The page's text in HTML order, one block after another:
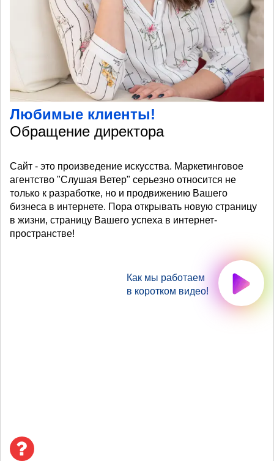
Любимые клиенты!
Обращение директора
Сайт - это произведение искусства. Маркетинговое
агентство "Слушая Ветер" серьезно относится не
только к разработке, но и продвижению Вашего
бизнеса в интернете. Пора открывать новую страницу
в жизни, страницу Вашего успеха в интернет-
пространстве!
Как мы работаем
в коротком видео!